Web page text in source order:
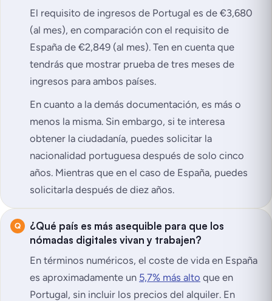
El requisito de ingresos de Portugal es de €3,680
(al mes), en comparación con el requisito de
España de €2,849 (al mes). Ten en cuenta que
tendrás que mostrar prueba de tres meses de
ingresos para ambos países.
En cuanto a la demás documentación, es más o
menos la misma. Sin embargo, si te interesa
obtener la ciudadanía, puedes solicitar la
nacionalidad portuguesa después de solo cinco
años. Mientras que en el caso de España, puedes
solicitarla después de diez años.
¿Qué país es más asequible para que los
nómadas digitales vivan y trabajen?
En términos numéricos, el coste de vida en España
es aproximadamente un 5,7% más alto que en
Portugal, sin incluir los precios del alquiler. En